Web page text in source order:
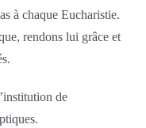
à chaque Eucharistie.
rendons lui grâce et
de